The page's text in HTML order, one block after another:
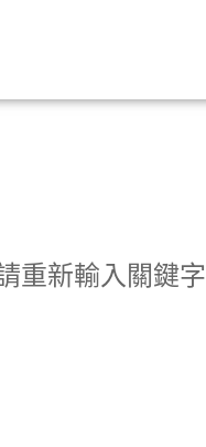
重新輸入關鍵字